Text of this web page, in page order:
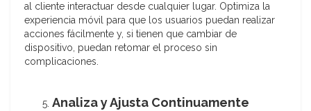
al cliente interactuar desde cualquier lugar. Optimiza la
experiencia móvil para que los usuarios puedan realizar
acciones fácilmente y, si tienen que cambiar de
dispositivo, puedan retomar el proceso sin
complicaciones.
Analiza y Ajusta Continuamente